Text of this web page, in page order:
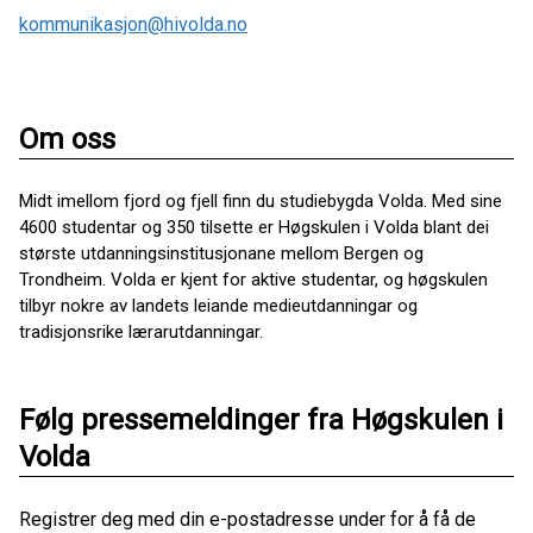
kommunikasjon@hivolda.no
Om oss
Midt imellom fjord og fjell finn du studiebygda Volda. Med sine
4600 studentar og 350 tilsette er Høgskulen i Volda blant dei
største utdanningsinstitusjonane mellom Bergen og
Trondheim. Volda er kjent for aktive studentar, og høgskulen
tilbyr nokre av landets leiande medieutdanningar og
tradisjonsrike lærarutdanningar.
Følg pressemeldinger fra Høgskulen i
Volda
Registrer deg med din e-postadresse under for å få de